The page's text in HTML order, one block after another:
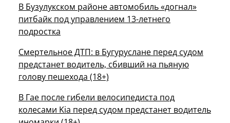
В Бузулукском районе автомобиль «догнал»
питбайк под управлением 13-летнего
подростка
Смертельное ДТП: в Бугуруслане перед судом
предстанет водитель, сбивший на пьяную
голову пешехода (18+)
В Гае после гибели велосипедиста под
колесами Kia перед судом предстанет водитель